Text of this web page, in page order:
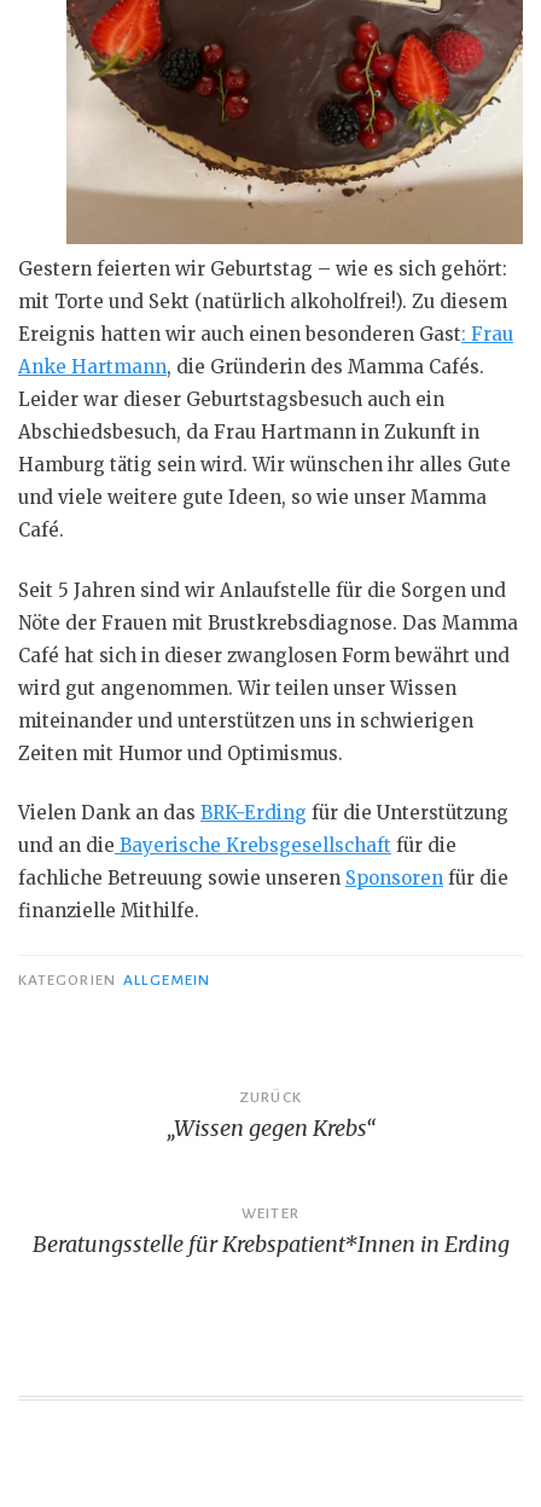
Gestern feierten wir Geburtstag – wie es sich gehört:
mit Torte und Sekt (natürlich alkoholfrei!). Zu diesem
Ereignis hatten wir auch einen besonderen Gast: Frau
Anke Hartmann, die Gründerin des Mamma Cafés.
Leider war dieser Geburtstagsbesuch auch ein
Abschiedsbesuch, da Frau Hartmann in Zukunft in
Hamburg tätig sein wird. Wir wünschen ihr alles Gute
und viele weitere gute Ideen, so wie unser Mamma
Café.
Seit 5 Jahren sind wir Anlaufstelle für die Sorgen und
Nöte der Frauen mit Brustkrebsdiagnose. Das Mamma
Café hat sich in dieser zwanglosen Form bewährt und
wird gut angenommen. Wir teilen unser Wissen
miteinander und unterstützen uns in schwierigen
Zeiten mit Humor und Optimismus.
Vielen Dank an das BRK-Erding für die Unterstützung
und an die Bayerische Krebsgesellschaft für die
fachliche Betreuung sowie unseren Sponsoren für die
finanzielle Mithilfe.
KATEGORIEN ALLGEMEIN
Beitragsnavigation
ZURÜCK
„Wissen gegen Krebs“
WEITER
Beratungsstelle für Krebspatient*Innen in Erding